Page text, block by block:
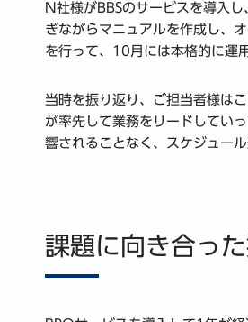
N社様がBBSのサービスを導入
ぎながらマニュアルを作成し、
を行って、10月には本格的に運
当時を振り返り、ご担当者様は
が率先して業務をリードしてい
響されることなく、スケジュー
課題に向き合っ